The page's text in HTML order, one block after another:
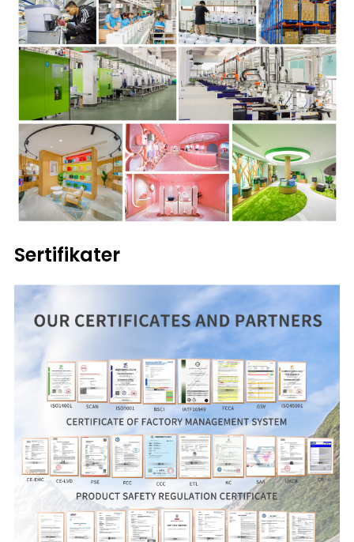
Sertifikater